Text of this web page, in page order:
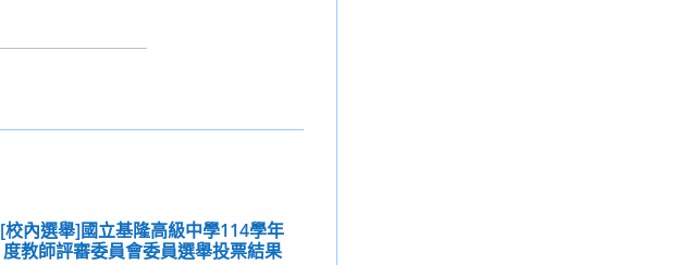
[校內選舉]國立基隆高級中學114學年
度教師評審委員會委員選舉投票結果